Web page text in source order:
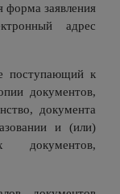
форма заявления
адрес
поступающий к
документов,
документа
и (или)